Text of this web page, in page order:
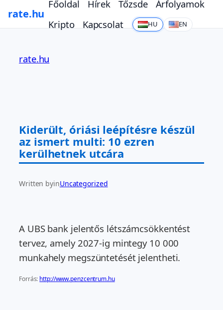
rate.hu
Főoldal Hírek Tőzsde
Árfolyamok
Kripto
Kapcsolat HU EN
tartalomhoz
rate.hu
Kiderült, óriási leépítésre készül
az ismert multi: 10 ezren
kerülhetnek utcára
Written byinUncategorized
A UBS bank jelentős létszámcsökkentést
tervez, amely 2027-ig mintegy 10 000
munkahely megszüntetését jelentheti.
Forrás: http://www.penzcentrum.hu